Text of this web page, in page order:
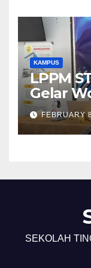
KAMPUS
LPPM
Gelar
Ilmiah
FEBRUARY
SEKOLAH